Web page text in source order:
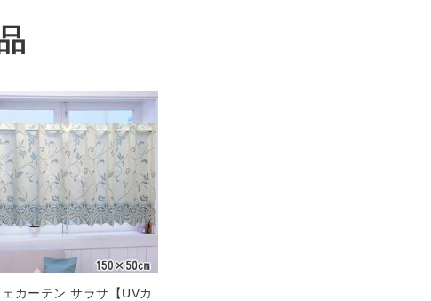
カーテン サラサ【UVカ